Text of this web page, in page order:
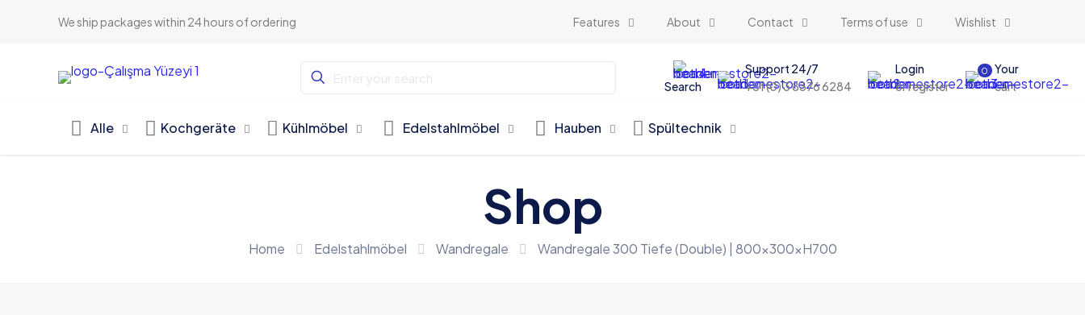
We ship packages within 24 hours of ordering Features About Contact Terms of use Wishlist
Search
Support 24/7
+61 (0) 3 8376 6284
Login
or register
0
Your
cart
Alle Kochgeräte Kühlmöbel Edelstahlmöbel Hauben Spültechnik
Shop
Home Edelstahlmöbel Wandregale Wandregale 300 Tiefe (Double) | 800x300xH700